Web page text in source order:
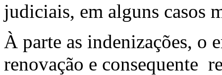
judiciais, em alguns casos
À parte as indenizações, o
renovação e consequente